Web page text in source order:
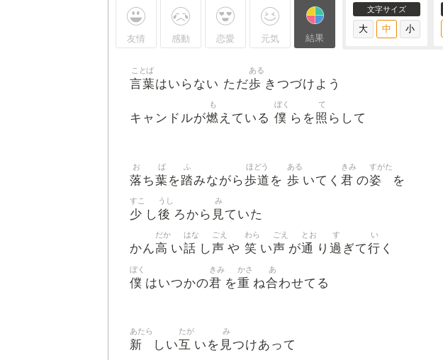
友情 感動 恋愛 元気 結果
文字サイズ
言葉
ことば
はいらない ただ歩
ある
きつづけよう
キャンドルが燃
も
えている 僕
ぼく
らを照
て
らして
落
お
ち葉
ば
を踏
ふ
みながら歩道
ほどう
を 歩
ある
いてく 君
きみ
の姿
すがた
を
少
すこ
し後
うし
ろから 見
み
ていた
かん高
だか
い話
はな
し声
ごえ
や 笑
わら
い声
ごえ
が通
とお
り 過
す
ぎて行
い
く
僕
ぼく
はいつかの君
きみ
を重
かさ
ね合
あ
わせてる
新
あたら
しい互
たが
いを 見
み
つけあって